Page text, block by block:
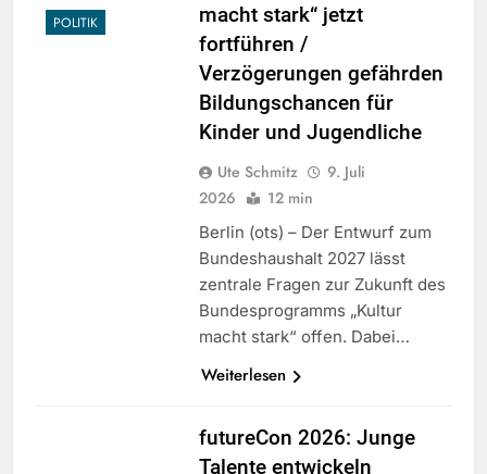
POLITIK
macht stark“ jetzt
fortführen /
Verzögerungen gefährden
Bildungschancen für
Kinder und Jugendliche
Ute Schmitz
9. Juli
2026
12 min
Berlin (ots) – Der Entwurf zum
Bundeshaushalt 2027 lässt
zentrale Fragen zur Zukunft des
Bundesprogramms „Kultur
macht stark“ offen. Dabei…
Weiterlesen
futureCon 2026: Junge
Talente entwickeln